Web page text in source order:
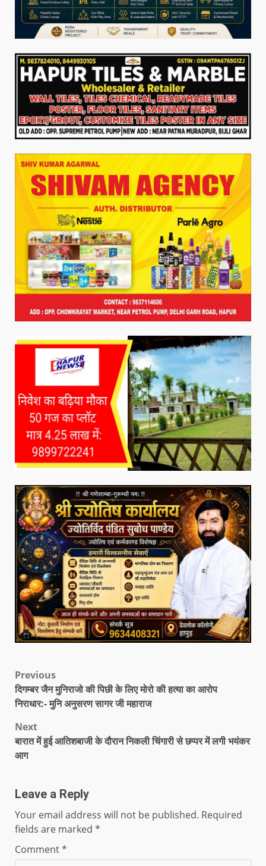
Previous
दिगम्बर जैन मुनिराजो की पिछी के लिए मोरो की हत्या का आरोप
निराधार:- मुनि अनुसरण सागर जी महाराज
Next
बारात में हुई आतिशबाजी के दौरान निकली चिंगारी से छप्पर में लगी भयंकर
आग
Leave a Reply
Your email address will not be published. Required
fields are marked *
Comment*